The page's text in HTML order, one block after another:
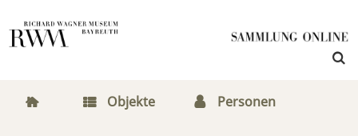
Objekte Personen